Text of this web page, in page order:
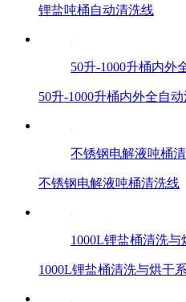
锂盐吨桶自动清洗线
50升-1000升桶内外
50升-1000升桶内外全自
不锈钢电解液吨桶
不锈钢电解液吨桶清洗线
1000L锂盐桶清洗与
1000L锂盐桶清洗与烘干